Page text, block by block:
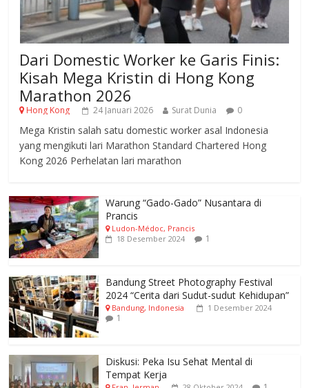
Dari Domestic Worker ke Garis Finis:
Kisah Mega Kristin di Hong Kong
Marathon 2026
Hong Kong 24 Januari 2026 Surat Dunia 0
Mega Kristin salah satu domestic worker asal Indonesia
yang mengikuti lari Marathon Standard Chartered Hong
Kong 2026 Perhelatan lari marathon
Warung “Gado-Gado” Nusantara di
Prancis
Ludon-Médoc, Prancis
18 Desember 2024
1
Bandung Street Photography Festival
2024 “Cerita dari Sudut-sudut Kehidupan”
Bandung, Indonesia 1 Desember 2024
1
Diskusi: Peka Isu Sehat Mental di
Tempat Kerja